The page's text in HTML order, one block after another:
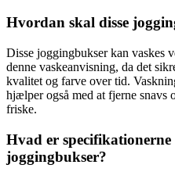
Hvordan skal disse
Disse joggingbukser kan vaskes
denne vaskeanvisning, da det
kvalitet og farve over tid.
hjælper også med at fjerne snavs
friske.
Hvad er specifikationerne
joggingbukser?